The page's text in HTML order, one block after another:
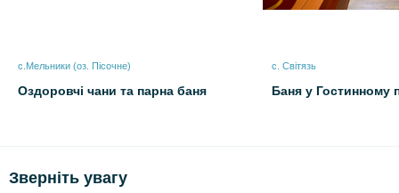
с.Мельники (оз. Пісочне)
Оздоровчі чани та парна баня
с. Світязь
Баня у Гостинному
Зверніть увагу